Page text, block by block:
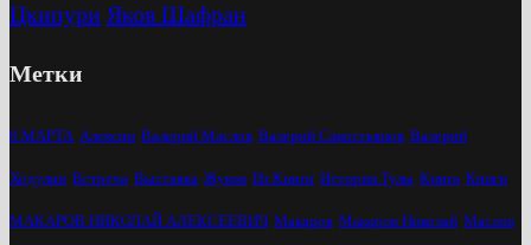
Цкипури Яков Шафран
Метки
8 МАРТА Алексин Валерий Маслов Валерий Савостьянов Валерий
Ходулин Встреча Выставка Жуков Из Книги История Тулы Книга Книги
МАКАРОВ НИКОЛАЙ АЛЕКСЕЕВИЧ Макаров Макаров Николай Маслов